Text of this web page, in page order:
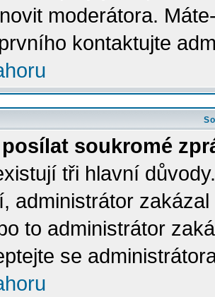
moderátora.
kontaktujte
soukromé
tři hlavní
administrátor
to administrátor
se